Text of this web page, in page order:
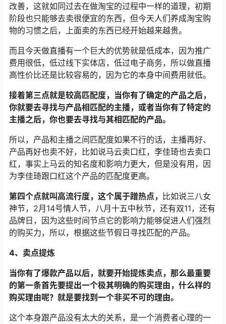
改善，这就如同过去在做淘宝的过程中一样的道理，初期
阶段也只能够去卖很便宜的东西，但今天人们养成淘宝购
物的习惯之后，上面卖的东西已经开始越来越贵。
而且今天做直播有一个巨大的优势就是低成本，因为推广
费用很低，低过线下实体店，低过电子商务，所以做直播
高性价比还是比较容易的，因为它的本身中间费用就低。
接着第三点就是较高匹配度，当你有了确定的产品之后，
你就要去寻找与产品相匹配的主播，或者当你有了特定的
主播之后，你也要去寻找与其相匹配的产品。
所以，产品和主播之间匹配度如果不行的话，主播再好、
产品再好也卖不好，比如说马云卖口红，李佳琦也去卖口
红，事实上马云的知名度和影响力更大，但是没有用，因
为李佳琦跟口红这个产品的匹配度更高。
第四个点就叫高流行度，这个属于蹭热点， 比如说三八女
神节，2月14号情人节，八月十五中秋节，还有双11，还有
品牌日，因为这些时间节点它的影响力能够促进人们强烈
的购买力，所以，根据这些节假日寻找匹配的产品。
4、卖点提炼
当你有了爆款产品以后，就要开始提炼卖点，那么最重要
的第一条首先要提出一个极其明确的购买理由，什么样的
购买理由呢？就是要找到一个非买不可的理由。
这个本身跟产品没有太大的关系，是一个消费者心理的一